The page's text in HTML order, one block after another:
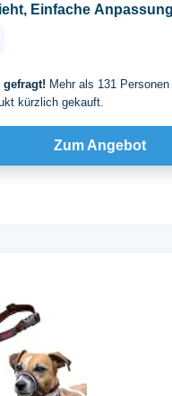
Einfache
gefragt! Mehr als 131
kürzlich gekauft.
Zum Angebot